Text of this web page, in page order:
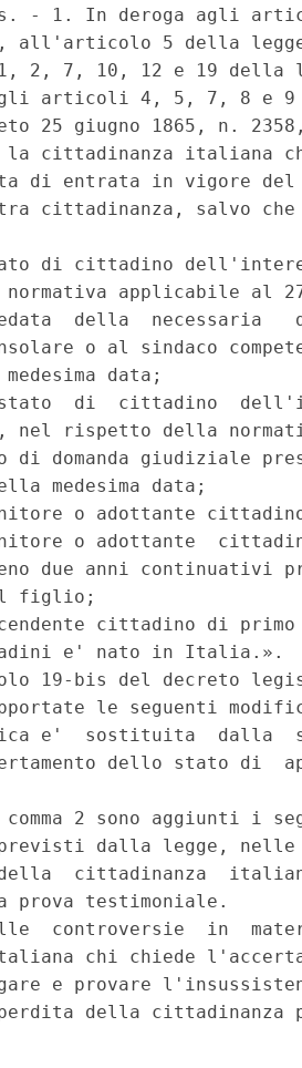
- 1. In deroga agli
all'articolo 5 della
2, 7, 10, 12 e 19 della
articoli 4, 5, 7, 8 e 9
25 giugno 1865, n.
la cittadinanza italiana
di entrata in vigore
cittadinanza, salvo
di cittadino
applicabile al
della  necessaria
o al sindaco
data;
di  cittadino
nel rispetto della
di domanda giudiziale
medesima data;
o adottante
o adottante
due anni continuativi
figlio;
cittadino di
e' nato in Italia.».
19-bis del decreto
le seguenti
e'  sostituita  dalla
dello stato di
comma 2 sono aggiunti i
previsti dalla legge,
della  cittadinanza
prova testimoniale.
controversie  in
chi chiede
e provare